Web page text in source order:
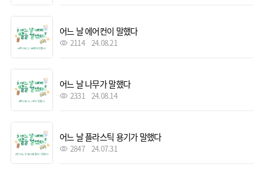
어느 날 에어컨이 말했다
2114 24.08.21
어느 날 나무가 말했다
2331 24.08.14
어느 날 플라스틱 용기가 말했다
2847 24.07.31